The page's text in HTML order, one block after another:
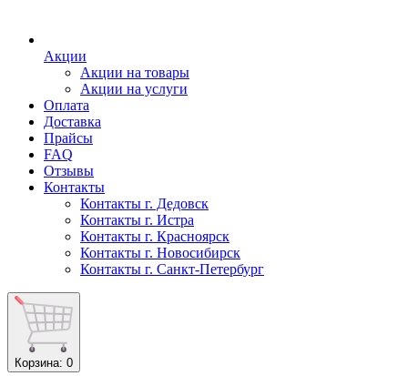
Акции
Акции на товары
Акции на услуги
Оплата
Доставка
Прайсы
FAQ
Отзывы
Контакты
Контакты г. Дедовск
Контакты г. Истра
Контакты г. Красноярск
Контакты г. Новосибирск
Контакты г. Санкт-Петербург
Корзина: 0